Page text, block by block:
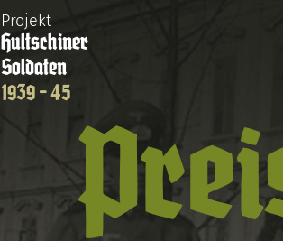
Projekt
Hultschiner
Soldaten
1939 - 45